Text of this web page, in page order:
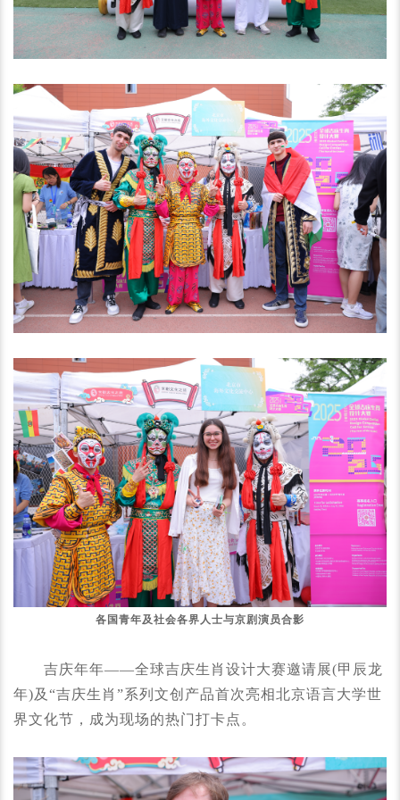
各国青年及社会各界人士与京剧演员合影
吉庆年年——全球吉庆生肖设计大赛邀请展(甲辰龙
年)及“吉庆生肖”系列文创产品首次亮相北京语言大学世
界文化节，成为现场的热门打卡点。